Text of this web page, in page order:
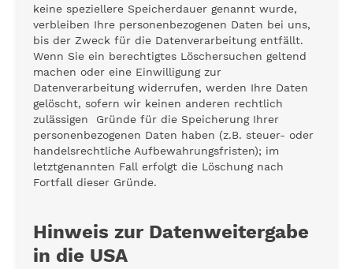
keine speziellere Speicherdauer genannt wurde,
verbleiben Ihre personenbezogenen Daten bei uns,
bis der Zweck für die Datenverarbeitung entfällt.
Wenn Sie ein berechtigtes Löschersuchen geltend
machen oder eine Einwilligung zur
Datenverarbeitung widerrufen, werden Ihre Daten
gelöscht, sofern wir keinen anderen rechtlich
zulässigen Gründe für die Speicherung Ihrer
personenbezogenen Daten haben (z.B. steuer- oder
handelsrechtliche Aufbewahrungsfristen); im
letztgenannten Fall erfolgt die Löschung nach
Fortfall dieser Gründe.
Hinweis zur Datenweitergabe
in die USA